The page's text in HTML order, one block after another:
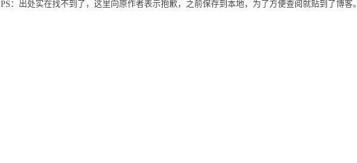
PS：出处实在找不到了，这里向原作者表示抱歉，之前保存到本地，为了方便查阅就贴到了博客。